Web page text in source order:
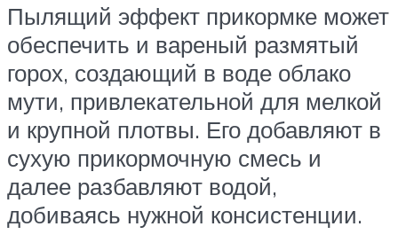
Пылящий эффект прикормке может
обеспечить и вареный размятый
горох, создающий в воде облако
мути, привлекательной для мелкой
и крупной плотвы. Его добавляют в
сухую прикормочную смесь и
далее разбавляют водой,
добиваясь нужной консистенции.